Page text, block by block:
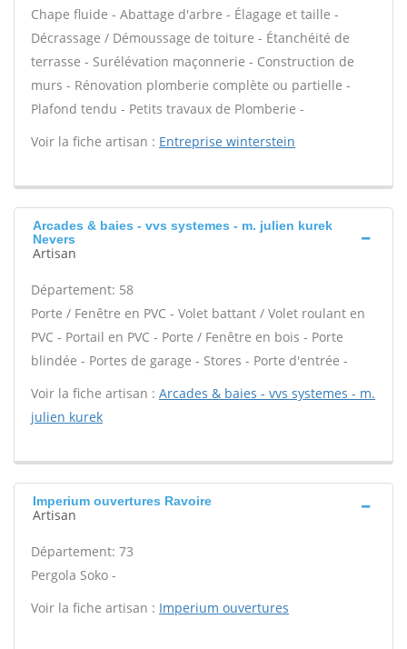
Chape fluide - Abattage d'arbre - Élagage et taille -
Décrassage / Démoussage de toiture - Étanchéité de
terrasse - Surélévation maçonnerie - Construction de
murs - Rénovation plomberie complète ou partielle -
Plafond tendu - Petits travaux de Plomberie -
Voir la fiche artisan : Entreprise winterstein
Arcades & baies - vvs systemes - m. julien kurek
Nevers
Artisan
Département: 58
Porte / Fenêtre en PVC - Volet battant / Volet roulant en
PVC - Portail en PVC - Porte / Fenêtre en bois - Porte
blindée - Portes de garage - Stores - Porte d'entrée -
Voir la fiche artisan : Arcades & baies - vvs systemes - m.
julien kurek
Imperium ouvertures Ravoire
Artisan
Département: 73
Pergola Soko -
Voir la fiche artisan : Imperium ouvertures